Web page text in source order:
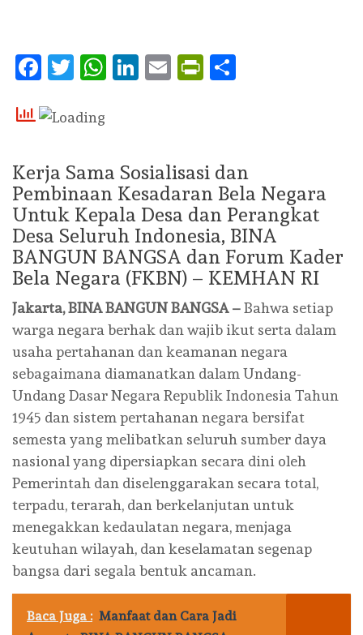
Facebook
Twitter
WhatsApp
LinkedIn
EmailPrintFriendly
Kerja Sama Sosialisasi dan
Pembinaan Kesadaran Bela Negara
Untuk Kepala Desa dan Perangkat
Desa Seluruh Indonesia, BINA
BANGUN BANGSA dan Forum Kader
Bela Negara (FKBN) – KEMHAN RI
Jakarta, BINA BANGUN BANGSA –Bahwa setiap
warga negara berhak dan wajib ikut serta dalam
usaha pertahanan dan keamanan negara
sebagaimana diamanatkan dalam Undang-
Undang Dasar Negara Republik Indonesia Tahun
1945 dan sistem pertahanan negara bersifat
semesta yang melibatkan seluruh sumber daya
nasional yang dipersiapkan secara dini oleh
Pemerintah dan diselenggarakan secara total,
terpadu, terarah, dan berkelanjutan untuk
menegakkan kedaulatan negara, menjaga
keutuhan wilayah, dan keselamatan segenap
bangsa dari segala bentuk ancaman.
Baca Juga : Manfaat dan Cara Jadi